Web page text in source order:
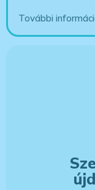
További